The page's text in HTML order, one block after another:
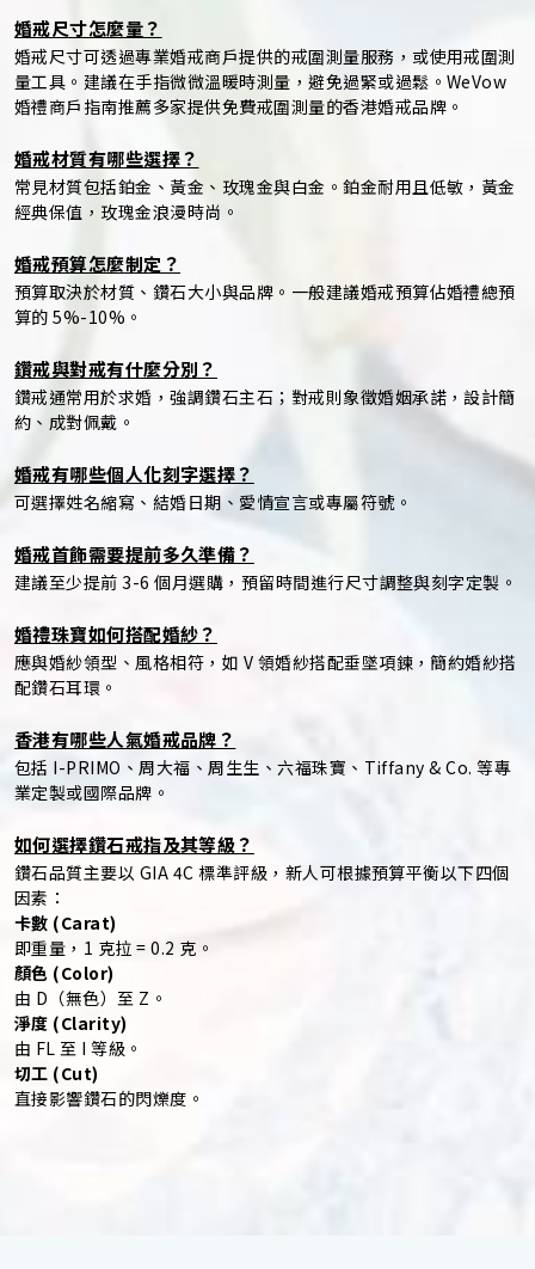
婚戒尺寸怎麼量？
婚戒尺寸可透過專業婚戒商戶提供的戒圍測量服務，或使用戒圍測
量工具。建議在手指微微溫暖時測量，避免過緊或過鬆。WeVow
婚禮商戶指南推薦多家提供免費戒圍測量的香港婚戒品牌。
婚戒材質有哪些選擇？
常見材質包括鉑金、黃金、玫瑰金與白金。鉑金耐用且低敏，黃金
經典保值，玫瑰金浪漫時尚。
婚戒預算怎麼制定？
預算取決於材質、鑽石大小與品牌。一般建議婚戒預算佔婚禮總預
算的 5%-10%。
鑽戒與對戒有什麼分別？
鑽戒通常用於求婚，強調鑽石主石；對戒則象徵婚姻承諾，設計簡
約、成對佩戴。
婚戒有哪些個人化刻字選擇？
可選擇姓名縮寫、結婚日期、愛情宣言或專屬符號。
婚戒首飾需要提前多久準備？
建議至少提前 3-6 個月選購，預留時間進行尺寸調整與刻字定製。
婚禮珠寶如何搭配婚紗？
應與婚紗領型、風格相符，如 V 領婚紗搭配垂墜項鍊，簡約婚紗搭
配鑽石耳環。
香港有哪些人氣婚戒品牌？
包括 I-PRIMO、周大福、周生生、六福珠寶、Tiffany & Co. 等專
業定製或國際品牌。
如何選擇鑽石戒指及其等級？
鑽石品質主要以 GIA 4C 標準評級，新人可根據預算平衡以下四個
因素：
卡數 (Carat)
即重量，1 克拉 = 0.2 克。
顏色 (Color)
由 D（無色）至 Z。
淨度 (Clarity)
由 FL 至 I 等級。
切工 (Cut)
直接影響鑽石的閃爍度。